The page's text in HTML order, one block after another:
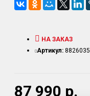
87 990 р.
НА ЗАКАЗ
Артикул: 8826035